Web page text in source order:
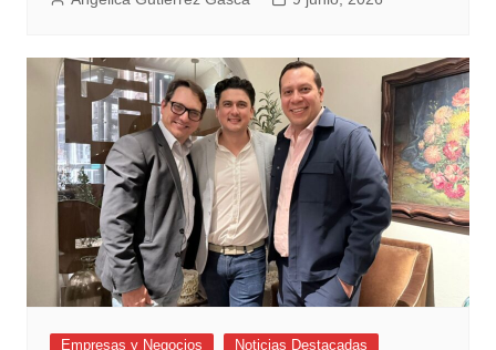
Empresas y Negocios
Noticias Destacadas